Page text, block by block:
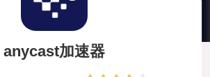
anycast加速器